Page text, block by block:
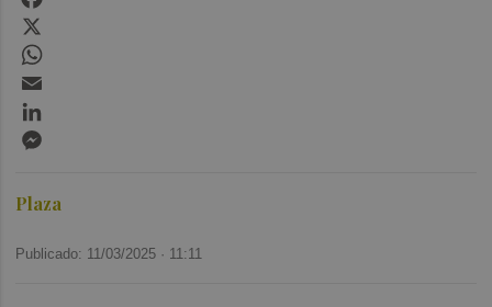
Plaza
Publicado: 11/03/2025 · 11:11